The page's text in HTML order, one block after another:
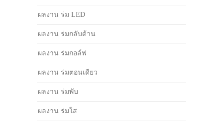
ผลงาน ร่ม LED
ผลงาน ร่มกลับด้าน
ผลงาน ร่มกอล์ฟ
ผลงาน ร่มตอนเดียว
ผลงาน ร่มพับ
ผลงาน ร่มใส